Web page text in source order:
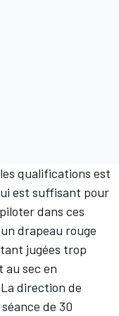
qualifications est
est suffisant pour
dans ces
drapeau rouge
jugées trop
au sec en
direction de
de 30